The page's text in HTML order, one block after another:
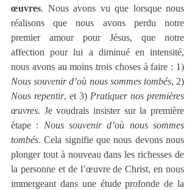
œuvres. Nous avons vu que lorsque nous
réalisons que nous avons perdu notre
premier amour pour Jésus, que notre
affection pour lui a diminué en intensité,
Nous souvenir d’où nous sommes tombés
Nous repentir, et 3) Pratiquer nos premières
œuvres. Je voudrais insister sur la première
étape : Nous souvenir d’où nous sommes
tombés. Cela signifie que nous devons nous
plonger tout à nouveau dans les richesses de
la personne et de l’œuvre de Christ, en nous
immergeant dans une étude profonde de la